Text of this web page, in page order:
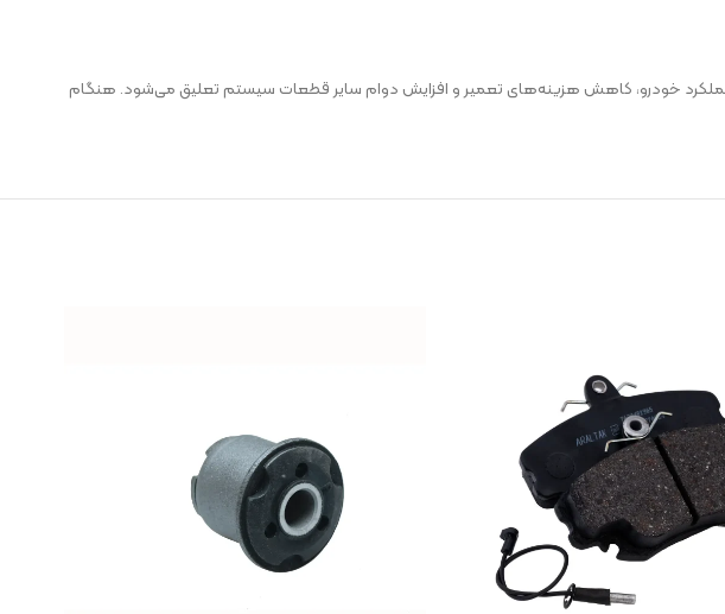
عملکرد خودرو، کاهش هزینه‌های تعمیر و افزایش دوام سایر قطعات سیستم تعلیق می‌شود. هنگام